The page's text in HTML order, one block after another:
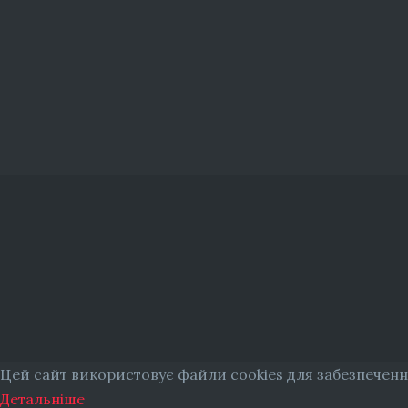
Цей сайт використовує файли cookies для
Детальніше